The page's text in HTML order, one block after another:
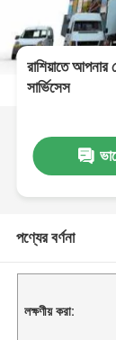
রাশিয়াতে আপনার
সার্ভিসেস
পণ্যের বর্ণনা
লক্ষণীয় করা: